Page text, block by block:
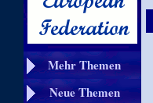
Mehr Themen
Neue Themen